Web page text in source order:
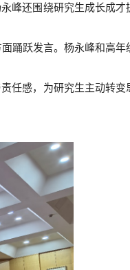
峰还围绕研究生成长成才
踊跃发言。杨永峰和高年
任感，为研究生主动转变